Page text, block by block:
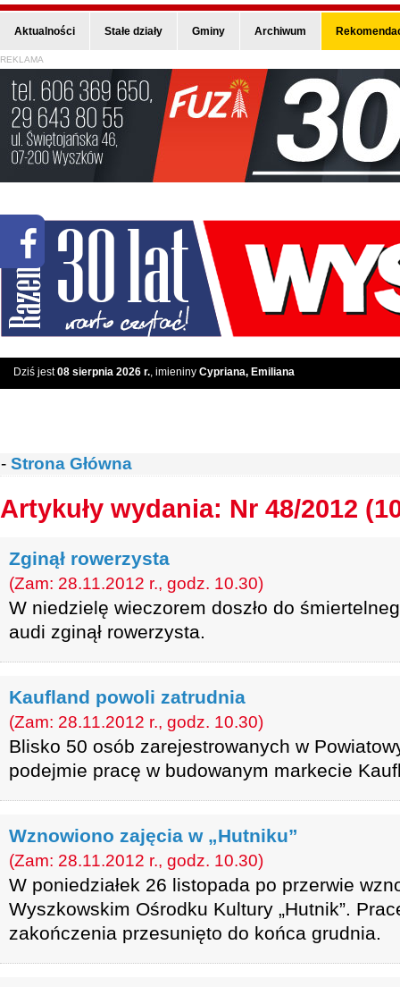
Aktualności Stałe działy Gminy Archiwum
REKLAMA
Dziś jest08 sierpnia 2026 r., imieniny Cypriana, Emiliana
- Strona Główna
Artykuły wydania: Nr 48/2012
Zginął rowerzysta
(Zam: 28.11.2012 r., godz. 10.30)
W niedzielę wieczorem doszło do
audi zginął rowerzysta.
Kaufland powoli zatrudnia
(Zam: 28.11.2012 r., godz. 10.30)
Blisko 50 osób zarejestrowanych w
podejmie pracę w budowanym markecie
Wznowiono zajęcia w „Hutniku”
(Zam: 28.11.2012 r., godz. 10.30)
W poniedziałek 26 listopada po przerwie
Wyszkowskim Ośrodku Kultury „Hutnik”.
zakończenia przesunięto do końca grudnia.